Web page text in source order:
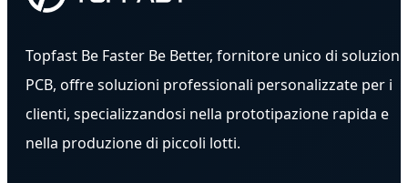
Topfast Be Faster Be Better, fornitore unico di soluzioni
PCB, offre soluzioni professionali personalizzate per i
clienti, specializzandosi nella prototipazione rapida e
nella produzione di piccoli lotti.